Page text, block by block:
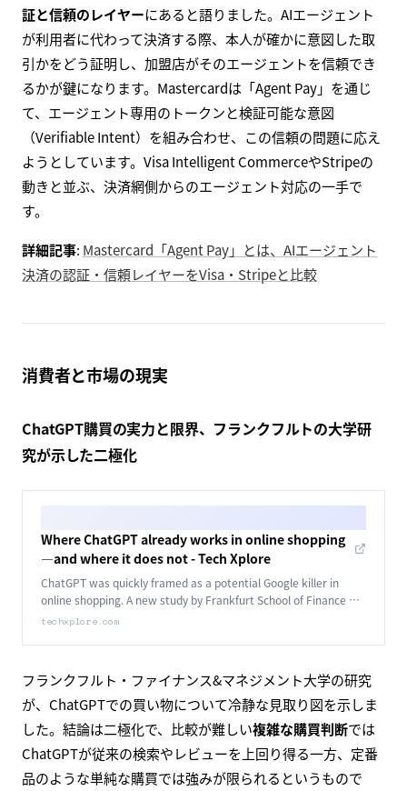
証と信頼のレイヤーにあると語りました。AIエージェント
が利用者に代わって決済する際、本人が確かに意図した取
引かをどう証明し、加盟店がそのエージェントを信頼でき
るかが鍵になります。Mastercardは「Agent Pay」を通じ
て、エージェント専用のトークンと検証可能な意図
（Verifiable Intent）を組み合わせ、この信頼の問題に応え
ようとしています。Visa Intelligent CommerceやStripeの
動きと並ぶ、決済網側からのエージェント対応の一手で
す。
詳細記事: Mastercard「Agent Pay」とは、AIエージェント
決済の認証・信頼レイヤーをVisa・Stripeと比較
消費者と市場の現実
ChatGPT購買の実力と限界、フランクフルトの大学研
究が示した二極化
Where ChatGPT already works in online shopping
—and where it does not - Tech Xplore
ChatGPT was quickly framed as a potential Google killer in
online shopping. A new study by Frankfurt School of Finance &
Management paints a more nuanced picture.
techxplore.com
フランクフルト・ファイナンス&マネジメント大学の研究
が、ChatGPTでの買い物について冷静な見取り図を示しま
した。結論は二極化で、比較が難しい複雑な購買判断では
ChatGPTが従来の検索やレビューを上回り得る一方、定番
品のような単純な購買では強みが限られるというもので